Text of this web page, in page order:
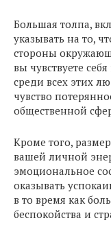
Большая толпа,
указывать на то,
стороны
вы чувствуете
среди всех этих
чувство
общественной
Кроме того,
вашей личной
эмоциональное
оказывать
в то время как
беспокойства и